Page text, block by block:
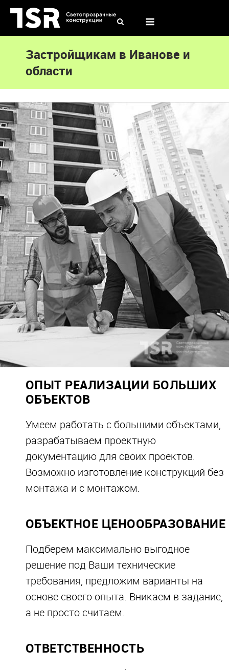
Skip
content
Застройщикам в Иванове и
области
ОПЫТ РЕАЛИЗАЦИИ БОЛЬШИХ
ОБЪЕКТОВ
Умеем работать с большими объектами,
разрабатываем проектную
документацию для своих проектов.
Возможно изготовление конструкций без
монтажа и с монтажом.
ОБЪЕКТНОЕ ЦЕНООБРАЗОВАНИЕ
Подберем максимально выгодное
решение под Ваши технические
требования, предложим варианты на
основе своего опыта. Вникаем в задание,
а не просто считаем.
ОТВЕТСТВЕННОСТЬ